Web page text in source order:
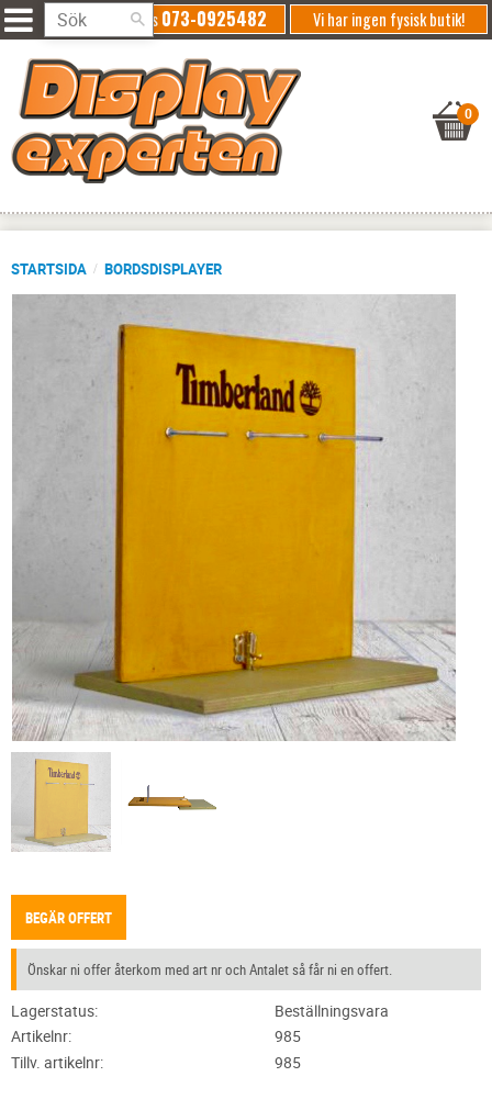
Vi har ingen fysisk butik!
Ring oss073-0925482
STARTSIDA BORDSDISPLAYER
BEGÄR OFFERT
Önskar ni offer återkom med art nr och Antalet så får ni en offert.
Lagerstatus
Beställningsvara
Artikelnr
985
Tillv. artikelnr
985